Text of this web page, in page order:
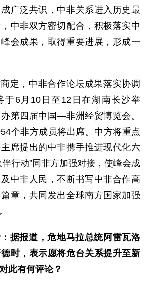
广泛共识，中非关系进入历史最
中非双方密切配合，积极落实中
会成果，取得重要进展，形成一
定，中非合作论坛成果落实协调
于6月10日至12日在湖南长沙举
第四届中国—非洲经贸博览会。
个非方成员将出席。中方将重点
席提出的中非携手推进现代化六
伴行动”同非方加强对接，使峰会成
中非人民，不断书写中非合作高
章，共同发出全球南方国家加强
据报道，危地马拉总统阿雷瓦洛
时，表示愿将危台关系提升至新
此有何评论？